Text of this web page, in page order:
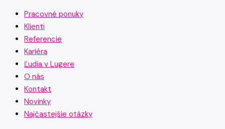
Pracovné ponuky
Klienti
Referencie
Kariéra
Ľudia v Lugere
O nás
Kontakt
Novinky
Najčastejšie otázky